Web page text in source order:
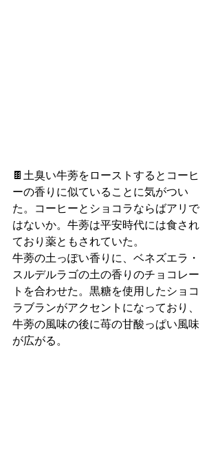
🍫土臭い牛蒡をローストするとコーヒ
ーの香りに似ていることに気がつい
た。コーヒーとショコラならばアリで
はないか。牛蒡は平安時代には食され
ており薬ともされていた。
牛蒡の土っぽい香りに、ベネズエラ・
スルデルラゴの土の香りのチョコレー
トを合わせた。黒糖を使用したショコ
ラブランがアクセントになっており、
牛蒡の風味の後に苺の甘酸っぱい風味
が広がる。